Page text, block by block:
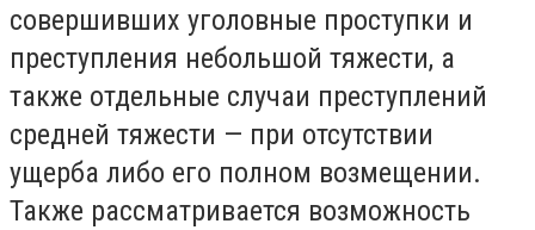
совершивших уголовные проступки и
преступления небольшой тяжести, а
также отдельные случаи преступлений
средней тяжести — при отсутствии
ущерба либо его полном возмещении.
Также рассматривается возможность